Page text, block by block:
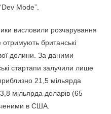
Mode”.
висловили розчарування
британські
долини. За даними
стартапи залучили лише
21,5 мільярда
мільярда доларів (65
в США.